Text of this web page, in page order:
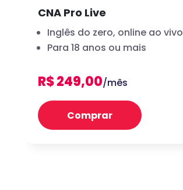
CNA Pro Live
Inglês do zero, online ao vivo
Para 18 anos ou mais
R$ 249,00/mês
Comprar